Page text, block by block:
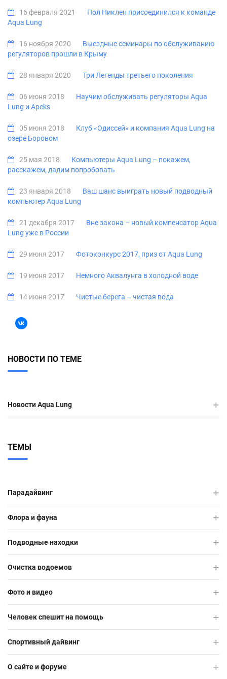
16 февраля 2021
Пол Никлен присоединился к команде
Aqua Lung
16 ноября 2020
Выездные семинары по обслуживанию
регуляторов прошли в Крыму
28 января 2020 Три Легенды третьего поколения
06 июня 2018
Научим обслуживать регуляторы Aqua
Lung и Apeks
05 июня 2018
Клуб «Одиссей» и компания Aqua Lung на
озере Боровом
25 мая 2018
Компьютеры Aqua Lung – покажем,
расскажем, дадим попробовать
23 января 2018
Ваш шанс выиграть новый подводный
компьютер Aqua Lung
21 декабря 2017
Вне закона – новый компенсатор Aqua
Lung уже в России
29 июня 2017 Фотоконкурс 2017, приз от Aqua Lung
19 июня 2017 Немного Аквалунга в холодной воде
14 июня 2017 Чистые берега – чистая вода
НОВОСТИ ПО ТЕМЕ
Новости Aqua Lung
ТЕМЫ
Парадайвинг
Флора и фауна
Подводные находки
Очистка водоемов
Фото и видео
Человек спешит на помощь
Спортивный дайвинг
О сайте и форуме